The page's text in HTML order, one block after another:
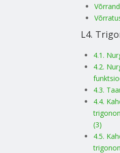
L4.
4.1.
4.2.
4.3.
4.4.
(3)
4.5.